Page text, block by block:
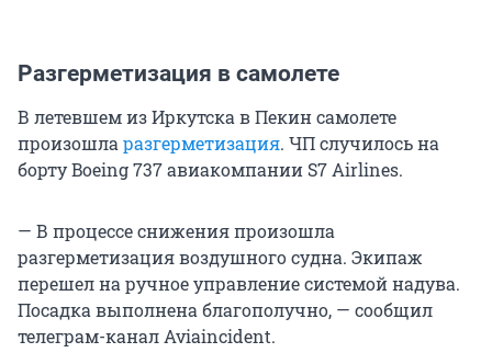
Разгерметизация в самолете
В летевшем из Иркутска в Пекин самолете
произошларазгерметизация. ЧП случилось на
борту Boeing 737 авиакомпании S7 Airlines.
— В процессе снижения произошла
разгерметизация воздушного судна. Экипаж
перешел на ручное управление системой надува.
Посадка выполнена благополучно, — сообщил
телеграм-канал Aviaincident.